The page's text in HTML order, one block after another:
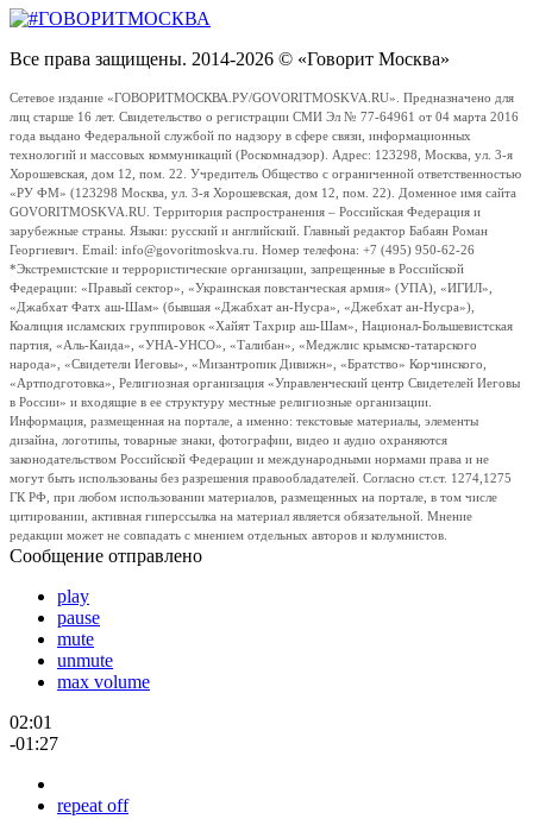
Все права защищены. 2014-2026 © «Говорит Москва»
Сетевое издание «ГОВОРИТМОСКВА.РУ/GOVORITMOSKVA.RU». Предназначено для
лиц старше 16 лет. Свидетельство о регистрации СМИ Эл № 77-64961 от 04 марта 2016
года выдано Федеральной службой по надзору в сфере связи, информационных
технологий и массовых коммуникаций (Роскомнадзор). Адрес: 123298, Москва, ул. 3-я
Хорошевская, дом 12, пом. 22. Учредитель Общество с ограниченной ответственностью
«РУ ФМ» (123298 Москва, ул. 3-я Хорошевская, дом 12, пом. 22). Доменное имя сайта
GOVORITMOSKVA.RU. Территория распространения – Российская Федерация и
зарубежные страны. Языки: русский и английский. Главный редактор Бабаян Роман
Георгиевич. Email: info@govoritmoskva.ru. Номер телефона: +7 (495) 950-62-26
*Экстремистские и террористические организации, запрещенные в Российской
Федерации: «Правый сектор», «Украинская повстанческая армия» (УПА), «ИГИЛ»,
«Джабхат Фатх аш-Шам» (бывшая «Джабхат ан-Нусра», «Джебхат ан-Нусра»),
Коалиция исламских группировок «Хайят Тахрир аш-Шам», Национал-Большевистская
партия, «Аль-Каида», «УНА-УНСО», «Талибан», «Меджлис крымско-татарского
народа», «Свидетели Иеговы», «Мизантропик Дивижн», «Братство» Корчинского,
«Артподготовка», Религиозная организация «Управленческий центр Свидетелей Иеговы
в России» и входящие в ее структуру местные религиозные организации.
Информация, размещенная на портале, а именно: текстовые материалы, элементы
дизайна, логотипы, товарные знаки, фотографии, видео и аудио охраняются
законодательством Российской Федерации и международными нормами права и не
могут быть использованы без разрешения правообладателей. Согласно ст.ст. 1274,1275
ГК РФ, при любом использовании материалов, размещенных на портале, в том числе
цитировании, активная гиперссылка на материал является обязательной. Мнение
редакции может не совпадать с мнением отдельных авторов и колумнистов.
Сообщение отправлено
play
pause
mute
unmute
max volume
02:01
-01:27
repeat off